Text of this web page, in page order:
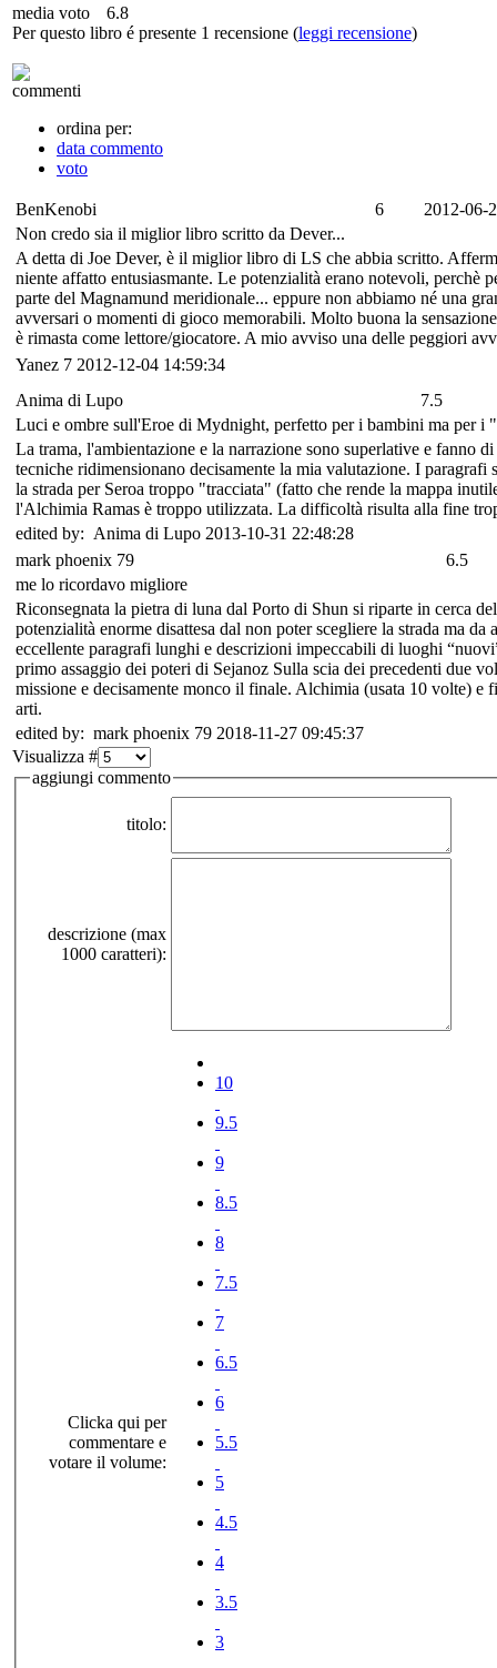
media voto
6.8
Per questo libro é presente 1 recensione (leggi recensione)
commenti
ordina per:
data commento
voto
BenKenobi 6
2012-06-
Non credo sia il miglior libro scritto da Dever...
A detta di Joe Dever, è il miglior libro di LS che abbia scritto.
niente affatto entusiasmante. Le potenzialità erano notevoli, perchè
parte del Magnamund meridionale... eppure non abbiamo né una
avversari o momenti di gioco memorabili. Molto buona la
è rimasta come lettore/giocatore. A mio avviso una delle peggiori
Yanez 7 2012-12-04 14:59:34
Anima di Lupo
7.5
Luci e ombre sull'Eroe di Mydnight, perfetto per i bambini ma per i
La trama, l'ambientazione e la narrazione sono superlative e
tecniche ridimensionano decisamente la mia valutazione. I
la strada per Seroa troppo "tracciata" (fatto che rende la mappa
l'Alchimia Ramas è troppo utilizzata. La difficoltà risulta alla fine
edited by: Anima di Lupo 2013-10-31 22:48:28
mark phoenix 79
6.5
me lo ricordavo migliore
Riconsegnata la pietra di luna dal Porto di Shun si riparte in cerca
potenzialità enorme disattesa dal non poter scegliere la strada ma
eccellente paragrafi lunghi e descrizioni impeccabili di luoghi
primo assaggio dei poteri di Sejanoz Sulla scia dei precedenti due
missione e decisamente monco il finale. Alchimia (usata 10 volte)
arti.
edited by: mark phoenix 79 2018-11-27 09:45:37
Visualizza #
aggiungi commento
titolo:
descrizione (max
1000 caratteri):
Clicka qui per
commentare e
votare il volume:
10
9.5
9
8.5
8
7.5
7
6.5
6
5.5
5
4.5
4
3.5
3